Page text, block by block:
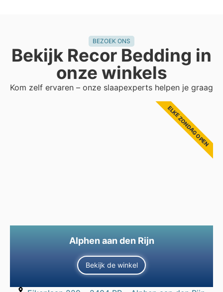
BEZOEK ONS
Bekijk Recor Bedding in
onze winkels
Kom zelf ervaren – onze slaapexperts helpen je graag
Alphen aan den Rijn
Bekijk de winkel
ELKE ZONDAG OPEN